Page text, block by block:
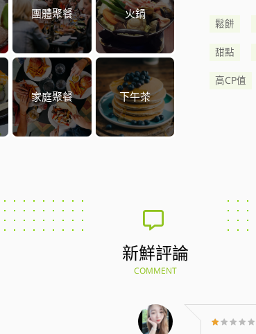
團體聚餐 火鍋
家庭聚餐 下午茶
鬆餅
甜點
高CP值
新鮮評論
COMMENT